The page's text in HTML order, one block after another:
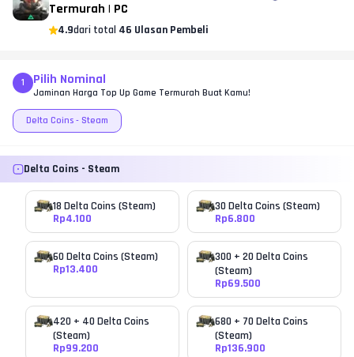
Termurah | PC
4.9dari total 46 Ulasan Pembeli
1 Pilih Nominal
Jaminan Harga Top Up Game Termurah Buat Kamu!
Delta Coins - Steam
Delta Coins - Steam
18 Delta Coins (Steam)
Rp4.100
30 Delta Coins (Steam)
Rp6.800
60 Delta Coins (Steam)
Rp13.400
300 + 20 Delta Coins
(Steam)
Rp69.500
420 + 40 Delta Coins
(Steam)
Rp99.200
680 + 70 Delta Coins
(Steam)
Rp136.900